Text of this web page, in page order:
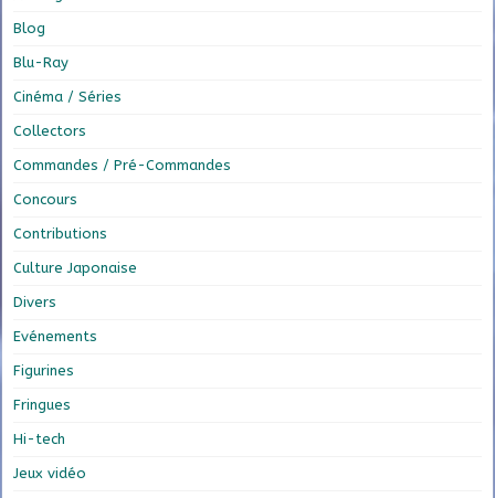
Blog
Blu-Ray
Cinéma / Séries
Collectors
Commandes / Pré-Commandes
Concours
Contributions
Culture Japonaise
Divers
Evénements
Figurines
Fringues
Hi-tech
Jeux vidéo